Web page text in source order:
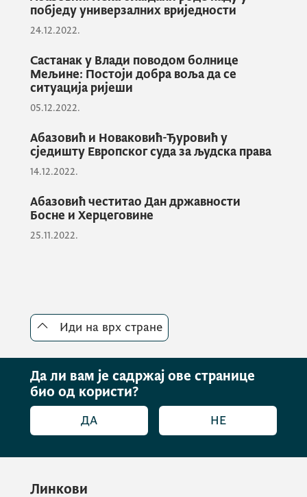
Директор ДФЦ-а за Западни Балкан се, у
разговору са потпредсједником Владе
Црна Гора земља изванредних природних
ресурса.
Потпредсједник Абазовић је са
Јовановићем разговарао и о могућностима
финансирања пројеката из области
пољопривреде, енергетике,
инфраструктуре и туризма.
Потпредсједник Владе Црне Горе је
других партнерских земаља.
побједу универзалних вриједности
24.12.2022.
Састанак у Влади поводом болнице
Мељине: Постоји добра воља да се
ситуација ријеши
05.12.2022.
Абазовић и Новаковић-Ђуровић у
сједишту Европског суда за људска права
14.12.2022.
Абазовић честитао Дан државности
Босне и Херцеговине
25.11.2022.
Иди на врх стране
Да ли вам је садржај ове странице
био од користи?
ДА НЕ
Линкови